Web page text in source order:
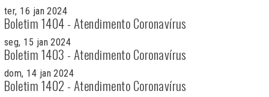
ter, 16 jan 2024
Boletim 1404 - Atendimento Coronavírus
seg, 15 jan 2024
Boletim 1403 - Atendimento Coronavírus
dom, 14 jan 2024
Boletim 1402 - Atendimento Coronavírus